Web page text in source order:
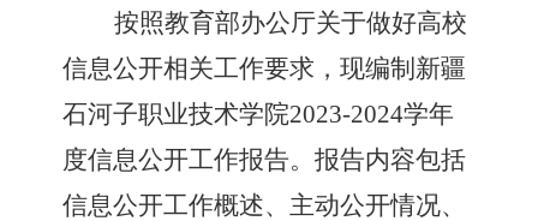
按照教育部办公厅关于做好高校
信息公开相关工作要求，现编制新疆
石河子职业技术学院2023-2024学年
度信息公开工作报告。报告内容包括
信息公开工作概述、主动公开情况、